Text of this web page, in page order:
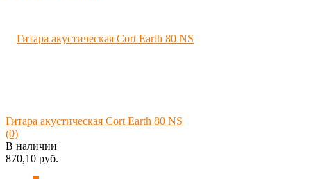
Гитара акустическая Cort Earth 80 NS
(0)
В наличии
870,10 руб.